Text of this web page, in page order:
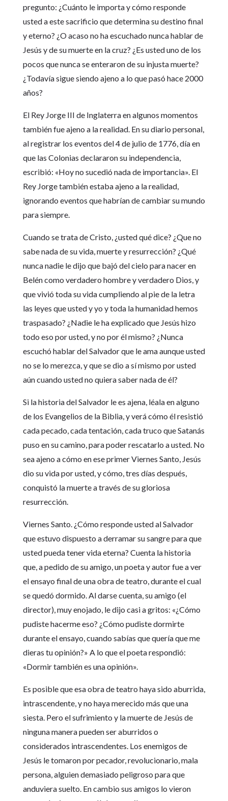
pregunto: ¿Cuánto le importa y cómo responde
usted a este sacrificio que determina su destino final
y eterno? ¿O acaso no ha escuchado nunca hablar de
Jesús y de su muerte en la cruz? ¿Es usted uno de los
pocos que nunca se enteraron de su injusta muerte?
¿Todavía sigue siendo ajeno a lo que pasó hace 2000
años?
El Rey Jorge III de Inglaterra en algunos momentos
también fue ajeno a la realidad. En su diario personal,
al registrar los eventos del 4 de julio de 1776, día en
que las Colonias declararon su independencia,
escribió: «Hoy no sucedió nada de importancia». El
Rey Jorge también estaba ajeno a la realidad,
ignorando eventos que habrían de cambiar su mundo
para siempre.
Cuando se trata de Cristo, ¿usted qué dice? ¿Que no
sabe nada de su vida, muerte y resurrección? ¿Qué
nunca nadie le dijo que bajó del cielo para nacer en
Belén como verdadero hombre y verdadero Dios, y
que vivió toda su vida cumpliendo al pie de la letra
las leyes que usted y yo y toda la humanidad hemos
traspasado? ¿Nadie le ha explicado que Jesús hizo
todo eso por usted, y no por él mismo? ¿Nunca
escuchó hablar del Salvador que le ama aunque usted
no se lo merezca, y que se dio a sí mismo por usted
aún cuando usted no quiera saber nada de él?
Si la historia del Salvador le es ajena, léala en alguno
de los Evangelios de la Biblia, y verá cómo él resistió
cada pecado, cada tentación, cada truco que Satanás
puso en su camino, para poder rescatarlo a usted. No
sea ajeno a cómo en ese primer Viernes Santo, Jesús
dio su vida por usted, y cómo, tres días después,
conquistó la muerte a través de su gloriosa
resurrección.
Viernes Santo. ¿Cómo responde usted al Salvador
que estuvo dispuesto a derramar su sangre para que
usted pueda tener vida eterna? Cuenta la historia
que, a pedido de su amigo, un poeta y autor fue a ver
el ensayo final de una obra de teatro, durante el cual
se quedó dormido. Al darse cuenta, su amigo (el
director), muy enojado, le dijo casi a gritos: «¿Cómo
pudiste hacerme eso? ¿Cómo pudiste dormirte
durante el ensayo, cuando sabías que quería que me
dieras tu opinión?» A lo que el poeta respondió:
«Dormir también es una opinión».
Es posible que esa obra de teatro haya sido aburrida,
intrascendente, y no haya merecido más que una
siesta. Pero el sufrimiento y la muerte de Jesús de
ninguna manera pueden ser aburridos o
considerados intrascendentes. Los enemigos de
Jesús le tomaron por pecador, revolucionario, mala
persona, alguien demasiado peligroso para que
anduviera suelto. En cambio sus amigos lo vieron